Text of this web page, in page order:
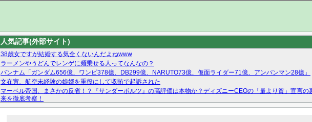
人気記事(外部サイト)
38歳女ですが結婚する気全くないんだよねwww
ラーメンやうどんでレンゲに麺乗せる人ってなんなの？
バンナム「ガンダム656億、ワンピ378億、DB299億、NARUTO73億、仮面ライダー71億、アンパンマン28億」
文在寅、航空未経験の娘婿を重役にして収賄で起訴された
マーベル帝国、まさかの反省！？『サンダーボルツ』の高評価は本物か？ディズニーCEOの「量より質」宣言
来を徹底考察！
【モー娘。石田亜佑美】ファーストテイク出演も新規獲得ならず？北川莉央が1位に